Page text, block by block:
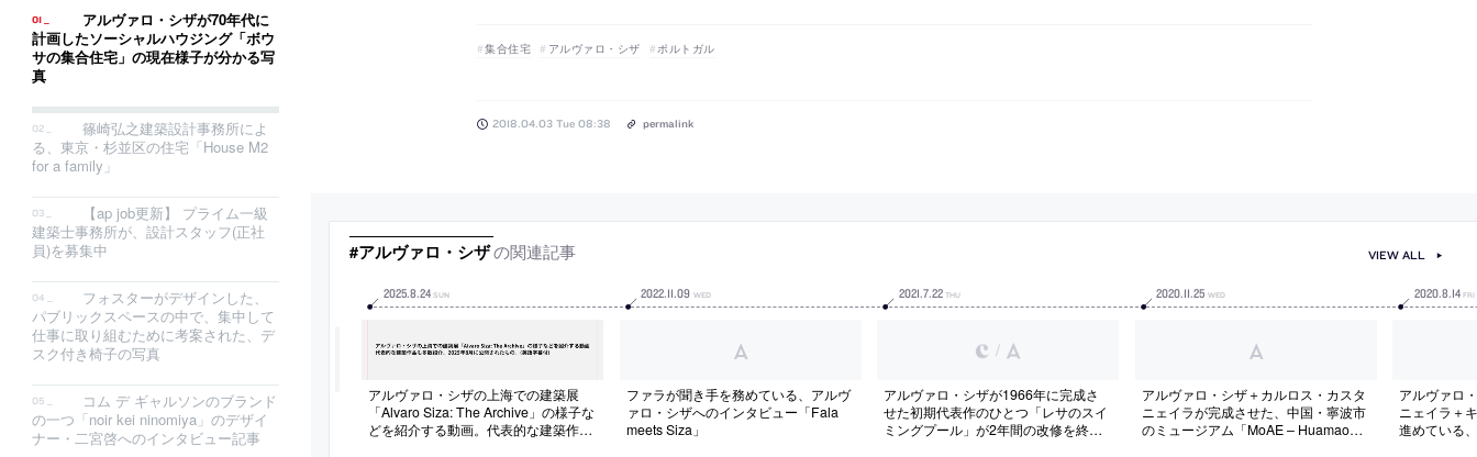
アルヴァロ・シザが70年代に
計画したソーシャルハウジング「ボウ
サの集合住宅」の現在様子が分かる写
真
篠崎弘之建築設計事務所によ
る、東京・杉並区の住宅「House M2
for a family」
【ap job更新】 プライム一級
建築士事務所が、設計スタッフ(正社
員)を募集中
フォスターがデザインした、
パブリックスペースの中で、集中して
仕事に取り組むために考案された、デ
スク付き椅子の写真
コム デ ギャルソンのブランド
の一つ「noir kei ninomiya」のデザイ
ナー・二宮啓へのインタビュー記事
集合住宅 アルヴァロ・シザ ポルトガル
2018.04.03 Tue 08:38 permalink
#アルヴァロ・シザの関連記事
2025.8.24 SUN
アルヴァロ・シザの上海での建築展
「Alvaro Siza: The Archive」の様子な
どを紹介する動画。代表的な建築作品
2022.11.09 WED
ファラが聞き手を務めている、アルヴ
ァロ・シザへのインタビュー「Fala
meets Siza」
2021.7.22 THU
/
アルヴァロ・シザが1966年に完成さ
せた初期代表作のひとつ「レサのスイ
ミングプール」が2年間の改修を終え
2020.11.25 WED
アルヴァロ・シザ＋カルロス・カスタ
ニェイラが完成させた、中国・寧波市
のミュージアム「MoAE – Huamao
2020.8.14 FRI
アルヴァロ
ニェイラ＋
進めている
VIEW ALL